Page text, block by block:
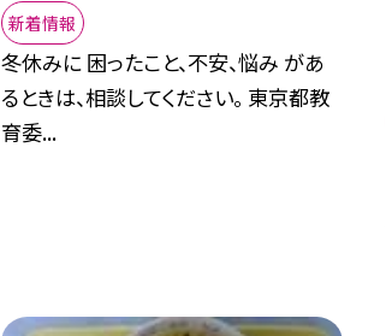
新着情報
冬休みに 困ったこと、不安、悩み があ
るときは、相談してください。 東京都教
育委...